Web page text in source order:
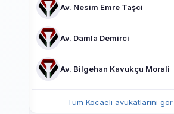
Av. Nesim Emre Taşci
Av. Damla Demirci
Av. Bilgehan Kavukçu Morali
Tüm Kocaeli avukatlarını